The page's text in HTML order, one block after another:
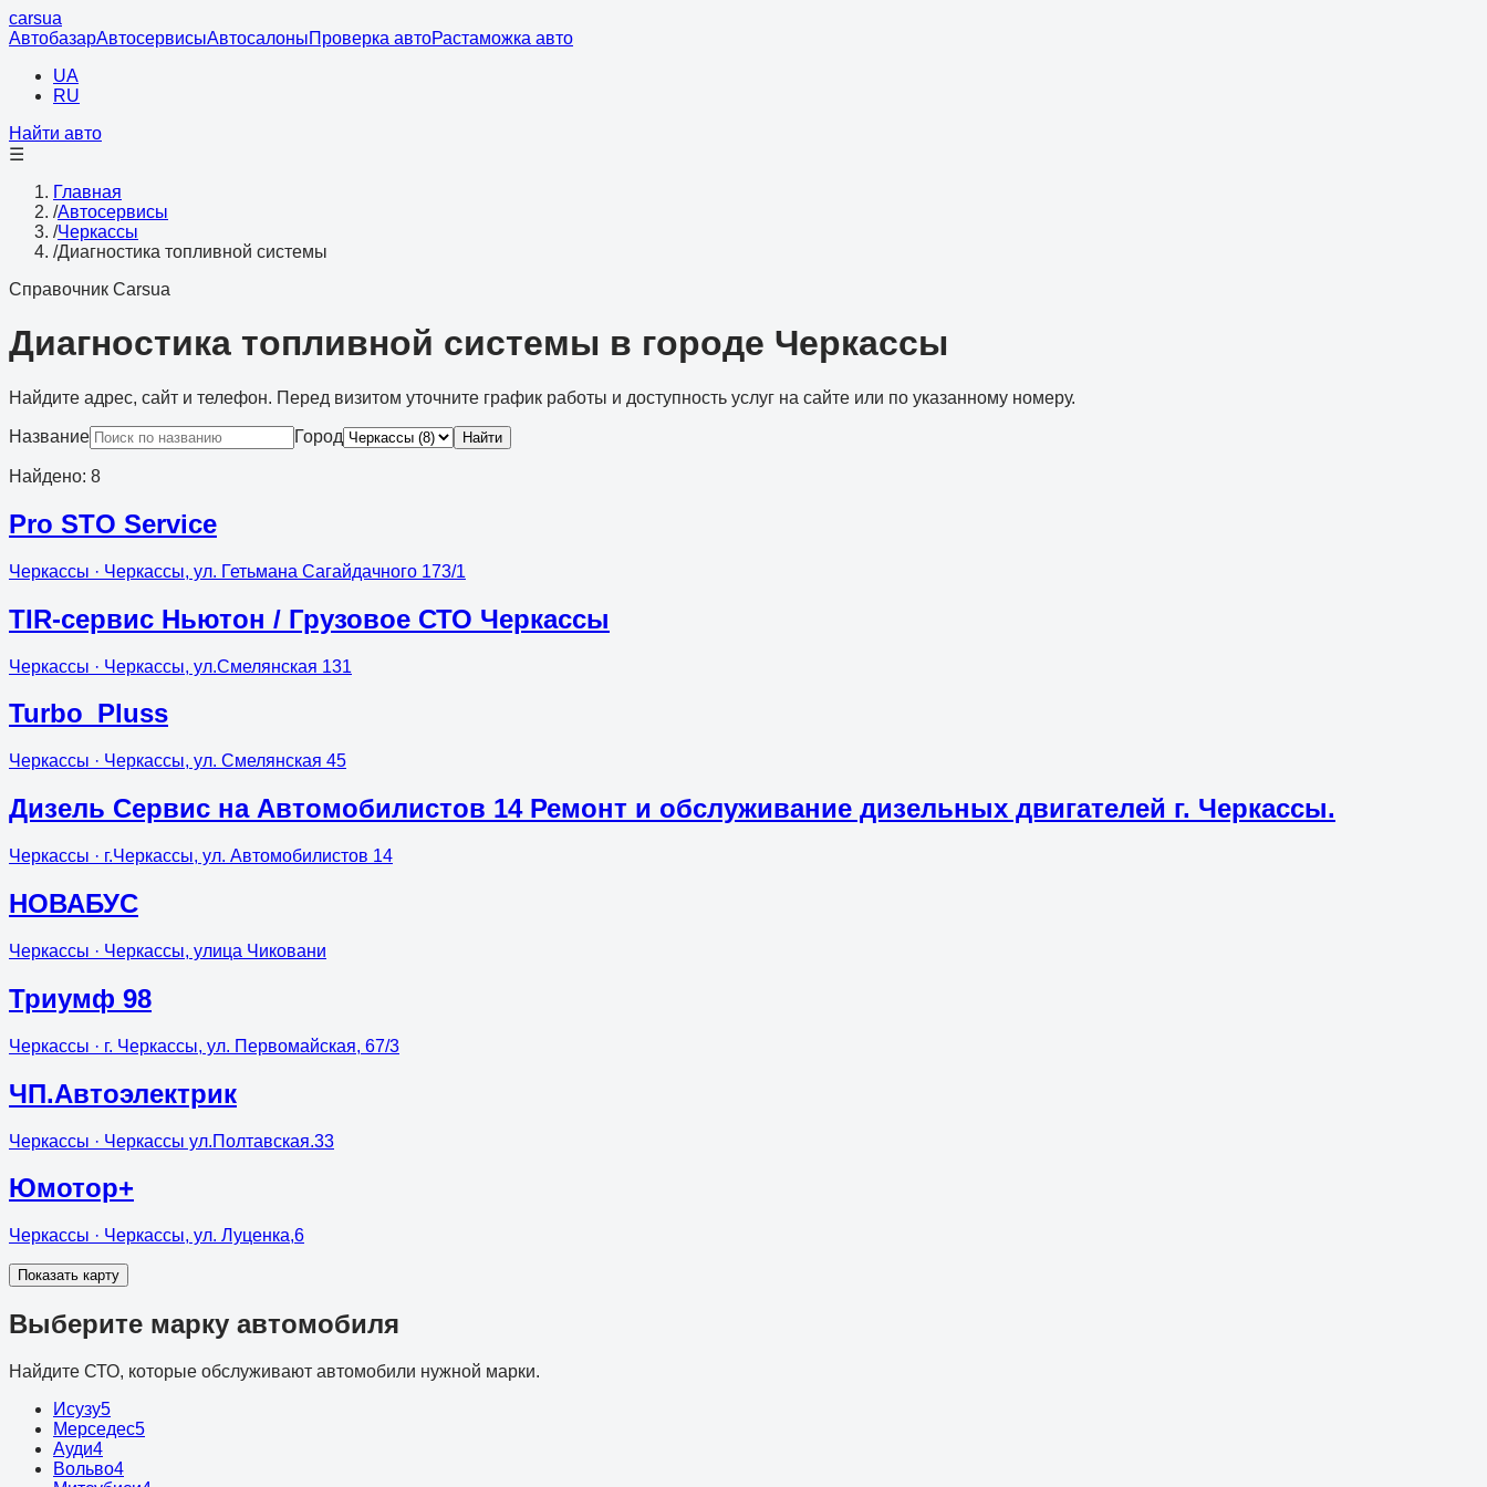
carsua
АвтобазарАвтосервисыАвтосалоныПроверка автоРастаможка авто
UA
RU
Найти авто
☰
Главная
/Автосервисы
/Черкассы
/Диагностика топливной системы
Справочник Carsua
Диагностика топливной системы в городе Черкассы
Найдите адрес, сайт и телефон. Перед визитом уточните график работы и доступность услуг на сайте или по указанному номеру.
Название Город Найти
Найдено: 8
Pro STO Service
Черкассы · Черкассы, ул. Гетьмана Сагайдачного 173/1
TIR-сервис Ньютон / Грузовое СТО Черкассы
Черкассы · Черкассы, ул.Смелянская 131
Turbo_Pluss
Черкассы · Черкассы, ул. Смелянская 45
Дизель Сервис на Автомобилистов 14 Ремонт и обслуживание дизельных двигателей г. Черкассы.
Черкассы · г.Черкассы, ул. Автомобилистов 14
НОВАБУС
Черкассы · Черкассы, улица Чиковани
Триумф 98
Черкассы · г. Черкассы, ул. Первомайская, 67/3
ЧП.Автоэлектрик
Черкассы · Черкассы ул.Полтавская.33
Юмотор+
Черкассы · Черкассы, ул. Луценка,6
Показать карту
Выберите марку автомобиля
Найдите СТО, которые обслуживают автомобили нужной марки.
Исузу5
Мерседес5
Ауди4
Вольво4